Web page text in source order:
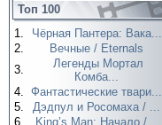
Топ 100
1.
Чёрная Пантера: Вака...
2.
Вечные / Eternals
3.
Легенды Мортал
Комба...
4. Фантастические твари...
5.
Дэдпул и Росомаха / ...
6.
King’s Man: Начало /...